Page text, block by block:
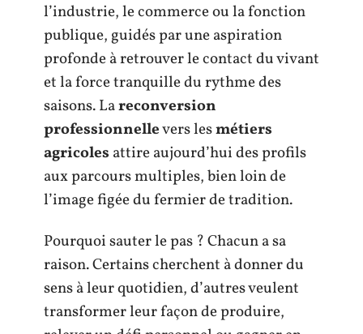
l’industrie, le commerce ou la fonction
publique, guidés par une aspiration
profonde à retrouver le contact du vivant
et la force tranquille du rythme des
saisons. Lareconversion
professionnellevers lesmétiers
agricoles attire aujourd’hui des profils
aux parcours multiples, bien loin de
l’image figée du fermier de tradition.
Pourquoi sauter le pas ? Chacun a sa
raison. Certains cherchent à donner du
sens à leur quotidien, d’autres veulent
transformer leur façon de produire,